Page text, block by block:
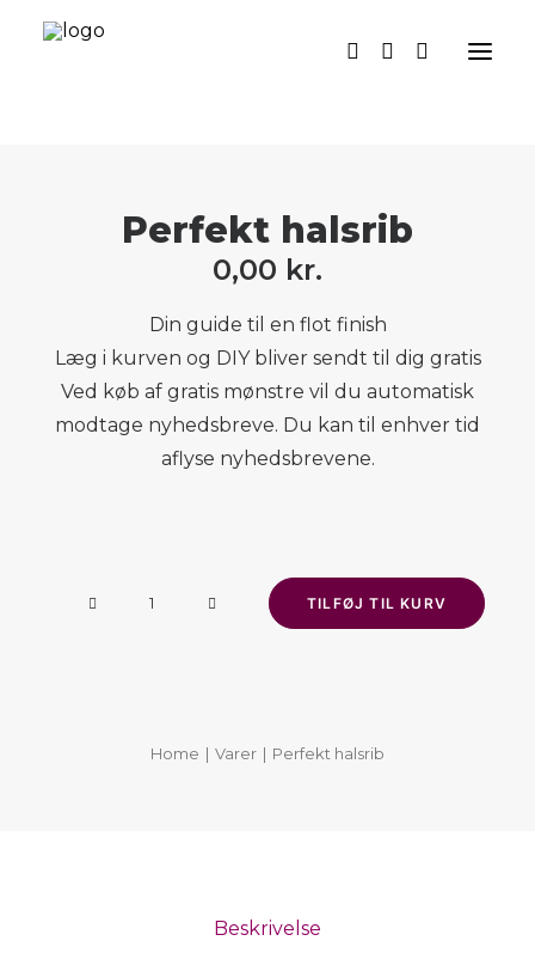
SYKIT
METERVARER
DIY
PERSONLIGE MØNSTRE
GRATIS SYMØNSTRE
Perfekt halsrib
0,00 kr.
Din guide til en flot finish
Læg i kurven og DIY bliver sendt til dig gratis
Ved køb af gratis mønstre vil du automatisk
modtage nyhedsbreve. Du kan til enhver tid
aflyse nyhedsbrevene.
TILFØJ TIL KURV
Home Varer Perfekt halsrib
Beskrivelse